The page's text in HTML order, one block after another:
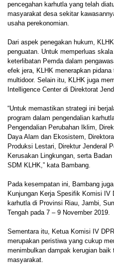
pencegahan karhutla yang telah
masyarakat desa sekitar
usaha perekonomian.
Dari aspek penegakan hukum,
penguatan. Untuk memperluas
keterlibatan Pemda dalam
efek jera, KLHK menerapkan
multidoor. Selain itu, KLHK juga
Intelligence Center di Direktorat
“Untuk memastikan strategi ini
program dalam pengendalian
Pengendalian Perubahan Iklim,
Daya Alam dan Ekosistem,
Produksi Lestari, Direktur Jenderal
Kerusakan Lingkungan, serta
SDM KLHK,” kata Bambang.
Pada kesempatan ini, Bambang
Kunjungan Kerja Spesifik Komisi IV
karhutla di Provinsi Riau, Jambi,
Tengah pada 7 – 9 November 2019.
Sementara itu, Ketua Komisi IV
merupakan peristiwa yang cukup
menimbulkan dampak kerugian baik
masyarakat.